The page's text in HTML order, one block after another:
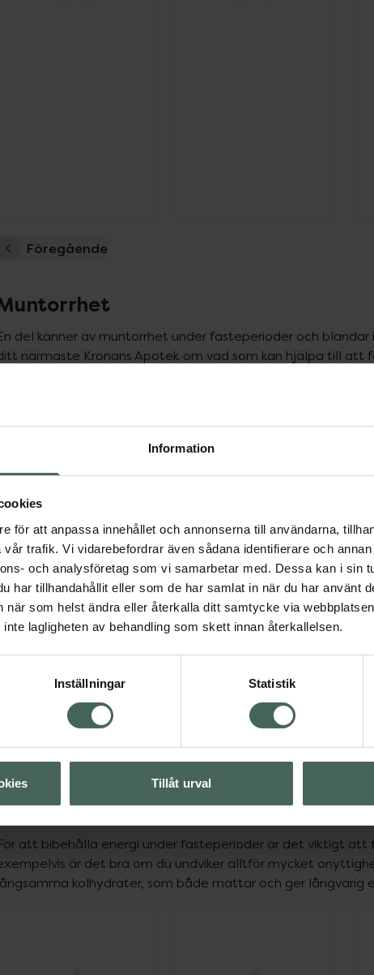
Information
för att anpassa innehållet och annonserna till användarna,
trafik. Vi vidarebefordrar även sådana identifierare och
och analysföretag som vi samarbetar med. Dessa kan i sin
har tillhandahållit eller som de har samlat in när du har använt
när som helst ändra eller återkalla ditt samtycke via
lagligheten av behandling som skett innan återkallelsen.
Inställningar Statistik
Tillåt urval
Föregående
del känner av muntorrhet under fasteperioder och
närmaste Kronans Apotek om vad som kan hjälpa till att
en särskild lösning mot muntorrhet på morgonen,
Lista: . Innehåller 4 objekt.
onyttigheter
att bibehålla energi under fasteperioder är det viktigt
är det bra om du undviker alltför mycket
kolhydrater, som både mättar och ger långvarig